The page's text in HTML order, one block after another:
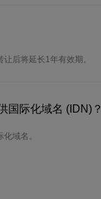
后将延长1年有效期。
国际化域名 (IDN)？
域名。